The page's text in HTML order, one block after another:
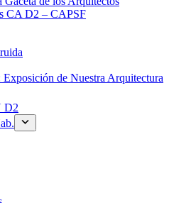
CA D2 – CAPSF
de Nuestra Arquitectura
D2